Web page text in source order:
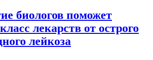
биологов поможет
лекарств от острого
лейкоза